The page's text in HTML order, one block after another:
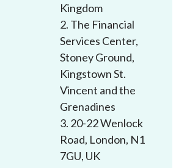
Kingdom
2. The Financial
Services Center,
Stoney Ground,
Kingstown St.
Vincent and the
Grenadines
3. 20-22 Wenlock
Road, London, N1
7GU, UK